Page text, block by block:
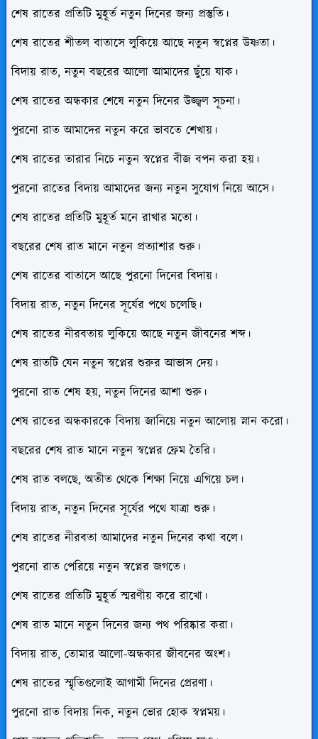
শেষ রাতের প্রতিটি মুহূর্ত নতুন দিনের জন্য প্রস্তুতি।
শেষ রাতের শীতল বাতাসে লুকিয়ে আছে নতুন স্বপ্নের উষ্ণতা।
বিদায় রাত, নতুন বছরের আলো আমাদের ছুঁয়ে যাক।
শেষ রাতের অন্ধকার শেষে নতুন দিনের উজ্জ্বল সূচনা।
পুরনো রাত আমাদের নতুন করে ভাবতে শেখায়।
শেষ রাতের তারার নিচে নতুন স্বপ্নের বীজ বপন করা হয়।
পুরনো রাতের বিদায় আমাদের জন্য নতুন সুযোগ নিয়ে আসে।
শেষ রাতের প্রতিটি মুহূর্ত মনে রাখার মতো।
বছরের শেষ রাত মানে নতুন প্রত্যাশার শুরু।
শেষ রাতের বাতাসে আছে পুরনো দিনের বিদায়।
বিদায় রাত, নতুন দিনের সূর্যের পথে চলেছি।
শেষ রাতের নীরবতায় লুকিয়ে আছে নতুন জীবনের শব্দ।
শেষ রাতটি যেন নতুন স্বপ্নের শুরুর আভাস দেয়।
পুরনো রাত শেষ হয়, নতুন দিনের আশা শুরু।
শেষ রাতের অন্ধকারকে বিদায় জানিয়ে নতুন আলোয় স্নান করো।
বছরের শেষ রাত মানে নতুন স্বপ্নের ফ্রেম তৈরি।
শেষ রাত বলছে, অতীত থেকে শিক্ষা নিয়ে এগিয়ে চল।
বিদায় রাত, নতুন দিনের সূর্যের পথে যাত্রা শুরু।
শেষ রাতের নীরবতা আমাদের নতুন দিনের কথা বলে।
পুরনো রাত পেরিয়ে নতুন স্বপ্নের জগতে।
শেষ রাতের প্রতিটি মুহূর্ত স্মরণীয় করে রাখো।
শেষ রাত মানে নতুন দিনের জন্য পথ পরিষ্কার করা।
বিদায় রাত, তোমার আলো-অন্ধকার জীবনের অংশ।
শেষ রাতের স্মৃতিগুলোই আগামী দিনের প্রেরণা।
পুরনো রাত বিদায় নিক, নতুন ভোর হোক স্বপ্নময়।